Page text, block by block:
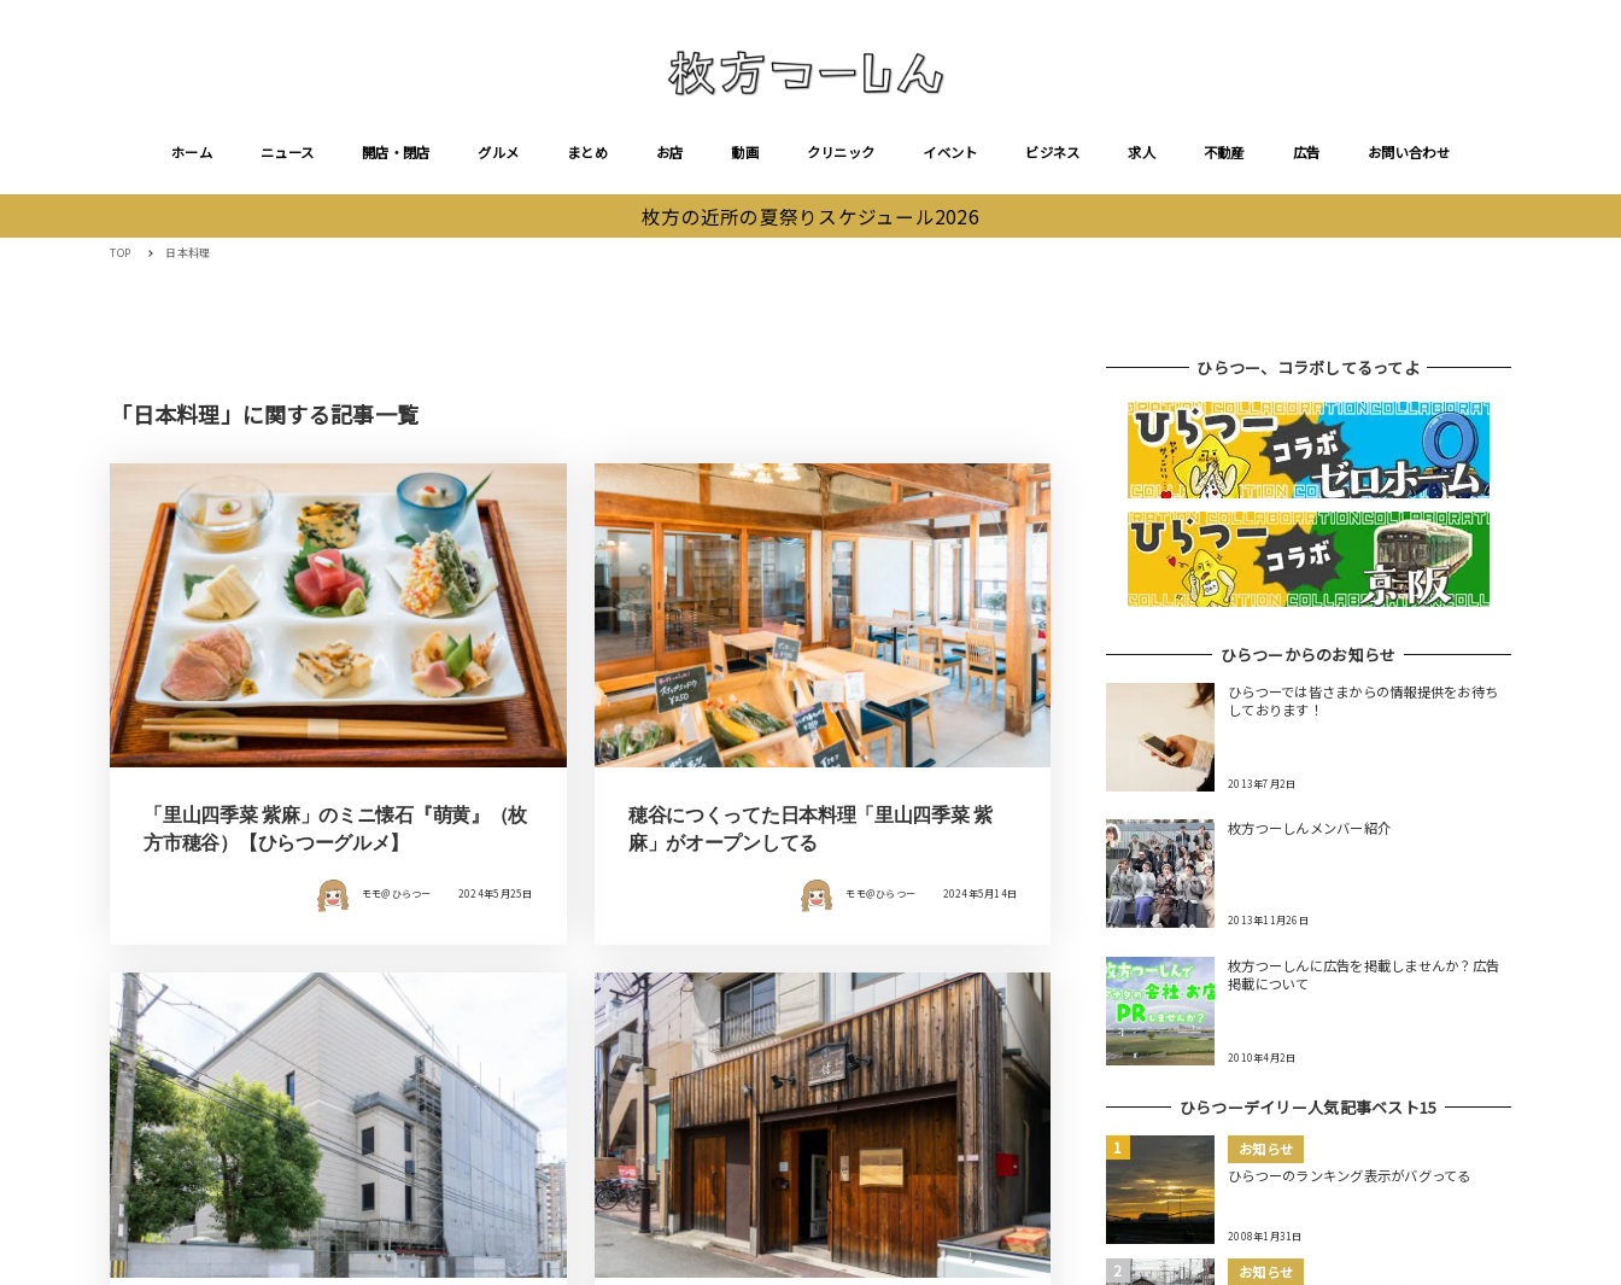
ホーム ニュース 開店・閉店 グルメ まとめ お店 動画 クリニック イベント ビジネス 求人 不動産 広告 お問い合わせ
枚方の近所の夏祭りスケジュール2026
TOP 日本料理
「日本料理」に関する記事一覧
「里山四季菜 紫麻」のミニ懐石『萌黄』（枚
方市穂谷）【ひらつーグルメ】
モモ＠ひらつー 2024年5月25日
穂谷につくってた日本料理「里山四季菜 紫
麻」がオープンしてる
モモ＠ひらつー 2024年5月14日
ひらつー、コラボしてるってよ
ひらつーからのお知らせ
ひらつーでは皆さまからの情報提供をお待ち
しております！
2013年7月2日
枚方つーしんメンバー紹介
2013年11月26日
枚方つーしんに広告を掲載しませんか？広告
掲載について
2010年4月2日
ひらつーデイリー人気記事ベスト15
お知らせ
ひらつーのランキング表示がバグってる
2008年1月31日
お知らせ